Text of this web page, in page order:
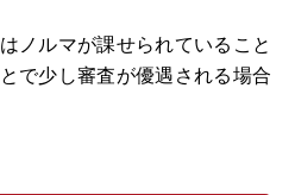
ノルマが課せられていること
で少し審査が優遇される場合